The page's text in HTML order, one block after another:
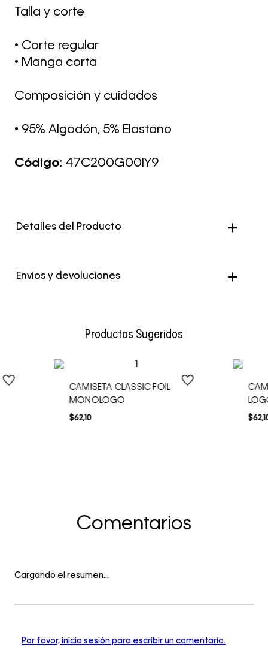
Talla y corte
• Corte regular
• Manga corta
Composición y cuidados
• 95% Algodón, 5% Elastano
Código: 47C200G00IY9
Detalles del Producto
Envíos y devoluciones
Productos Sugeridos
CAMISETA CLASSIC FOIL
MONOLOGO
$62,10 $62,
Comentarios
Cargando el resumen…
Por favor, inicia sesión para escribir un comentario.